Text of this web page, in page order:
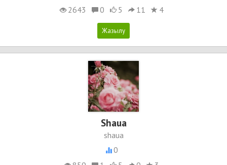
2643
0 5 11 4
Shaua
shaua
0